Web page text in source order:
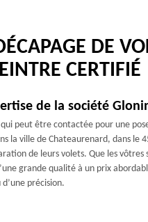
DE
CERTIFIÉ
de la société
peut être contactée pour une
la ville de Chateaurenard, dans le
de leurs volets. Que les vôtres
grande qualité à un prix
précision.